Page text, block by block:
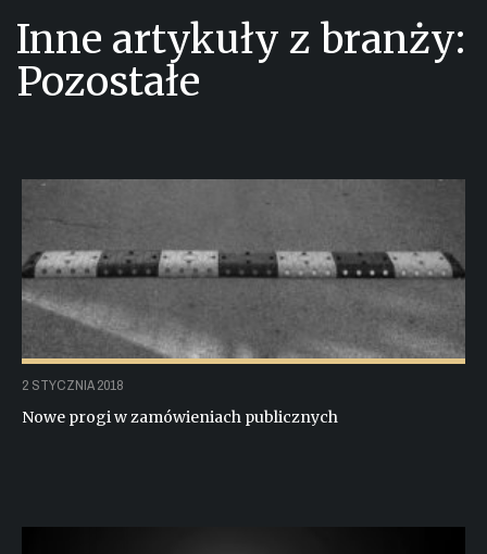
Inne artykuły z branży:
Pozostałe
2 STYCZNIA 2018
Nowe progi w zamówieniach publicznych